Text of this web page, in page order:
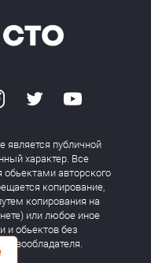
является публичной
характер. Все
авторского
копирование,
копирования на
или любое иное
и обьектов без